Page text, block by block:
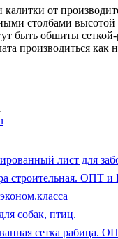
от
столбами
быть обшиты
производиться
лист для
строительная. ОПТ
собак, птиц.
сетка рабица.